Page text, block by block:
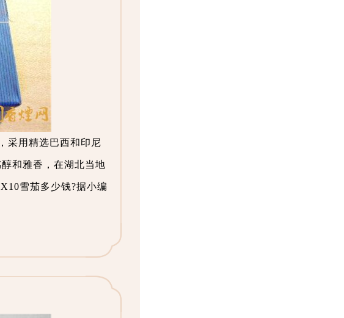
采用精选巴西和印尼
和雅香，在湖北当地
雪茄多少钱?据小编